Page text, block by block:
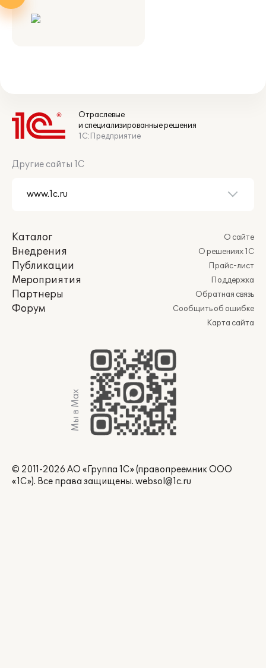
Отраслевые
и специализированные решения
1С:Предприятие
Другие сайты 1С
Каталог
Внедрения
Публикации
Мероприятия
Партнеры
Форум
О сайте
О решениях 1С
Прайс-лист
Поддержка
Обратная связь
Сообщить об ошибке
Карта сайта
Мы в Max
© 2011-2026 АО «Группа 1С» (правопреемник ООО
«1С»). Все права защищены. websol@1c.ru